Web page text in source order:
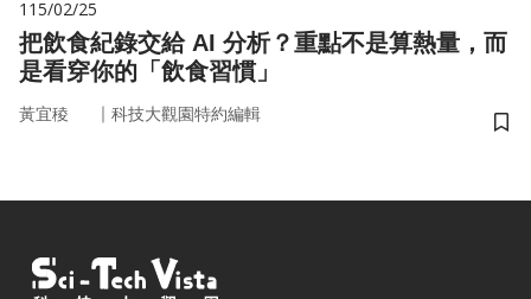
115/02/25
把飲食紀錄交給 AI 分析？重點不是算熱量，而
是看穿你的「飲食習慣」
黃宜稜 ｜ 科技大觀園特約編輯
儲